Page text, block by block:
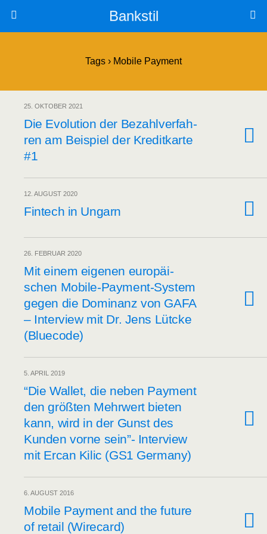
Bankstil
Tags › Mobile Payment
25. OKTOBER 2021
Die Evo­lu­ti­on der Bezahl­ver­fah­
ren am Bei­spiel der Kre­dit­kar­te
#1
12. AUGUST 2020
Fin­tech in Ungarn
26. FEBRUAR 2020
Mit einem eige­nen euro­päi­
schen Mobi­le-Pay­ment-Sys­tem
gegen die Domi­nanz von GAFA
– Inter­view mit Dr. Jens Lütcke
(Blue­code)
5. APRIL 2019
“Die Wal­let, die neben Pay­ment
den größ­ten Mehr­wert bie­ten
kann, wird in der Gunst des
Kun­den vor­ne sein”- Inter­view
mit Ercan Kilic (GS1 Germany)
6. AUGUST 2016
Mobi­le Pay­ment and the future
of retail (Wire­card)